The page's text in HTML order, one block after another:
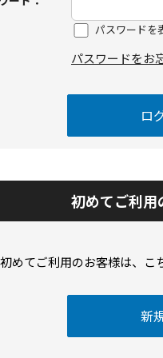
パスワードを
パスワードをお
初めてご利用
初めてご利用のお客様は、こ